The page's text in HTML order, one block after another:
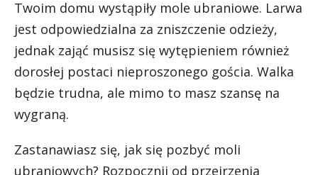
Twoim domu wystąpiły mole ubraniowe. Larwa
jest odpowiedzialna za zniszczenie odzieży,
jednak zająć musisz się wytępieniem również
dorosłej postaci nieproszonego gościa. Walka
będzie trudna, ale mimo to masz szansę na
wygraną.
Zastanawiasz się, jak się pozbyć moli
ubraniowych? Rozpocznij od przejrzenia